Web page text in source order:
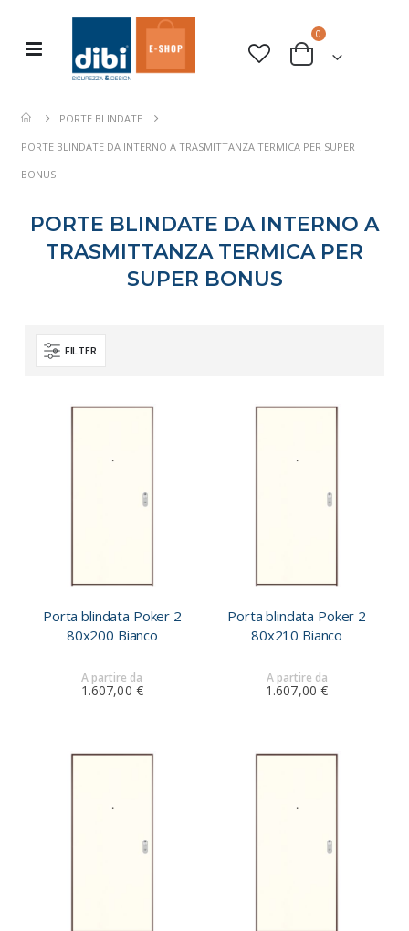
Toggle
Cart
0 elementi
PORTE BLINDATE
PORTE BLINDATE DA INTERNO A TRASMITTANZA TERMICA PER SUPER
BONUS
PORTE BLINDATE DA INTERNO A
TRASMITTANZA TERMICA PER
SUPER BONUS
FILTER
Porta blindata Poker 2
80x200 Bianco
A partire da
1.607,00 €
Porta blindata Poker 2
80x210 Bianco
A partire da
1.607,00 €